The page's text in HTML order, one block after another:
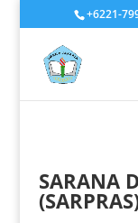
+6221-
SARANA